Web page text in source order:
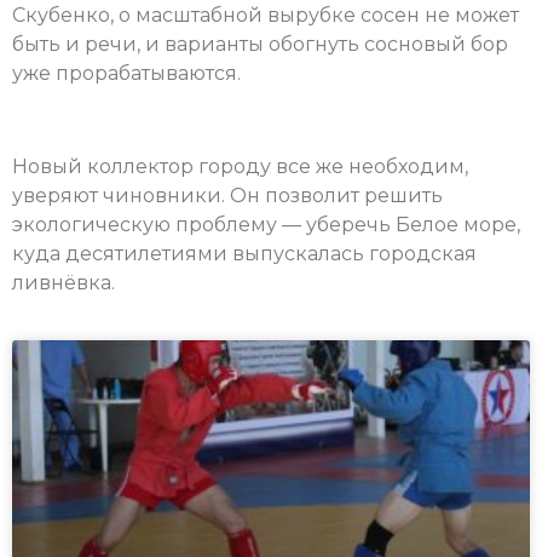
Скубенко, о масштабной вырубке сосен не может
быть и речи, и варианты обогнуть сосновый бор
уже прорабатываются.
Новый коллектор городу все же необходим,
уверяют чиновники. Он позволит решить
экологическую проблему — уберечь Белое море,
куда десятилетиями выпускалась городская
ливнёвка.